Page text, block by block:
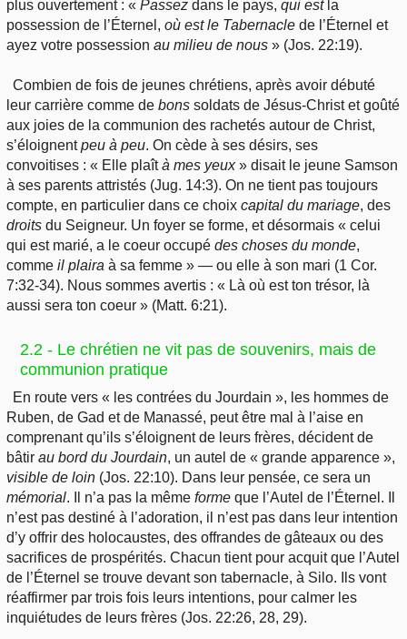
plus ouvertement : « Passez dans le pays, qui estla
possession de l’Éternel, où est le Tabernacle de l’Éternel et
ayez votre possession au milieu de nous » (Jos. 22:19).
Combien de fois de jeunes chrétiens, après avoir débuté
leur carrière comme de bons soldats de Jésus-Christ et goûté
aux joies de la communion des rachetés autour de Christ,
s’éloignentpeu à peu. On cède à ses désirs, ses
convoitises : « Elle plaîtà mes yeux» disait le jeune Samson
à ses parents attristés (Jug. 14:3). On ne tient pas toujours
compte, en particulier dans ce choix capital du mariage, des
droits du Seigneur. Un foyer se forme, et désormais « celui
qui est marié, a le coeur occupé des choses du monde,
comme il plaira à sa femme » — ou elle à son mari (1 Cor.
7:32-34). Nous sommes avertis : « Là où est ton trésor, là
aussi sera ton coeur » (Matt. 6:21).
2.2 - Le chrétien ne vit pas de souvenirs, mais de
communion pratique
En route vers « les contrées du Jourdain », les hommes de
Ruben, de Gad et de Manassé, peut être mal à l’aise en
comprenant qu’ils s’éloignent de leurs frères, décident de
bâtir au bord du Jourdain, un autel de « grande apparence »,
visible de loin (Jos. 22:10). Dans leur pensée, ce sera un
mémorial. Il n’a pas la même forme que l’Autel de l’Éternel. Il
n’est pas destiné à l’adoration, il n’est pas dans leur intention
d’y offrir des holocaustes, des offrandes de gâteaux ou des
sacrifices de prospérités. Chacun tient pour acquit que l’Autel
de l’Éternel se trouve devant son tabernacle, à Silo. Ils vont
réaffirmer par trois fois leurs intentions, pour calmer les
inquiétudes de leurs frères (Jos. 22:26, 28, 29).